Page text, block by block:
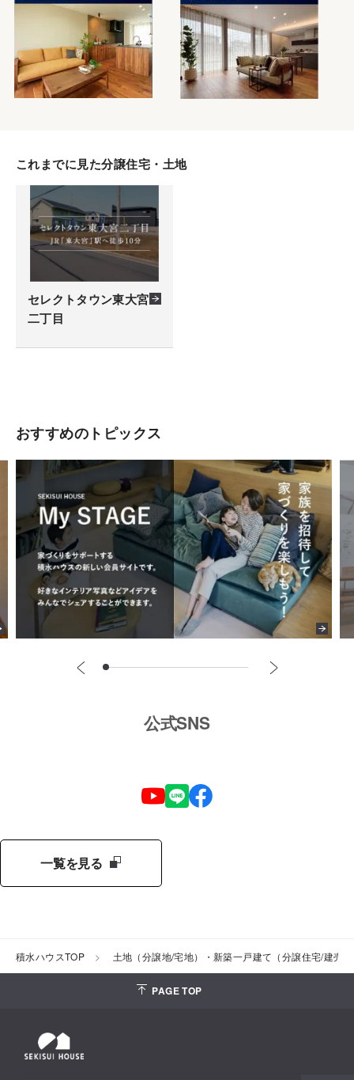
これまでに見た分譲住宅・土地
セレクトタウン東大宮
二丁目
おすすめのトピックス
公式SNS
一覧を見る
積水ハウスTOP 土地（分譲地/宅地）・新築一戸建て（分譲住宅/建売
PAGE TOP